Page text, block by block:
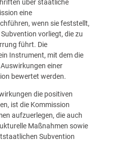
über staatliche
eine
wenn sie feststellt,
vorliegt, die zu
führt. Die
Instrument, mit dem die
einer
bewertet werden.
die positiven
ist die Kommission
aufzuerlegen, die auch
Maßnahmen sowie
Subvention